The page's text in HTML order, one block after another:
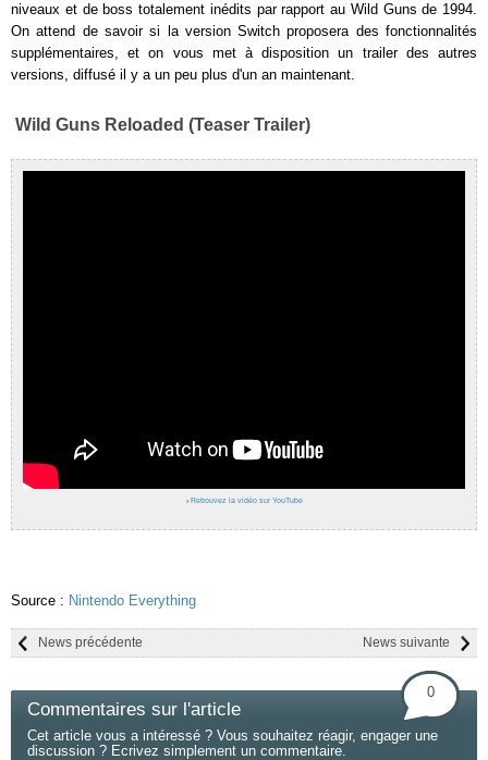
niveaux et de boss totalement inédits par rapport au Wild Guns de 1994.
On attend de savoir si la version Switch proposera des fonctionnalités
supplémentaires, et on vous met à disposition un trailer des autres
versions, diffusé il y a un peu plus d'un an maintenant.
Wild Guns Reloaded (Teaser Trailer)
› Retrouvez la vidéo sur YouTube
Source : Nintendo Everything
News suivante
News précédente
Commentaires sur l'article
0
Cet article vous a intéressé ? Vous souhaitez réagir, engager une
discussion ? Ecrivez simplement un commentaire.